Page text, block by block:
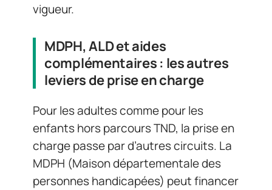
vigueur.
MDPH, ALD et aides
complémentaires : les autres
leviers de prise en charge
Pour les adultes comme pour les
enfants hors parcours TND, la prise en
charge passe par d’autres circuits. La
MDPH (Maison départementale des
personnes handicapées) peut financer